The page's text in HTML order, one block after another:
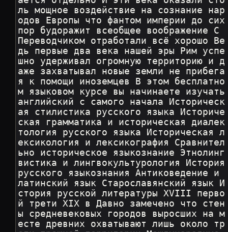
ль мощное воздействие на сознание нар
одов Европы что фантом империи до сих
пор будоражит всеобщее воображение С
Переводчиком отработали всё хорошо Ве
дь первые два века нашей эры Рим успе
шно удерживал огромную территорию и д
аже захватывал новые земли не прибега
я к помощи иноземцев В этом бесплатно
м языковом курсе вы начинаете изучать
английский с самого начала Историческ
ая стилистика русского языка Историче
ская грамматика и историческая диалек
тология русского языка Историческая л
ексикология и лексикография Сравнител
ьно историческое языкознание Этнолинг
вистика и лингвокультурология История
русского языкознания Антиковедение и
латинский язык Старославянский язык И
стория русской литературы XVIII перво
й трети XIX в Давно замечено что стен
ы средневековых городов выросших на м
есте древних охватывают лишь около тр